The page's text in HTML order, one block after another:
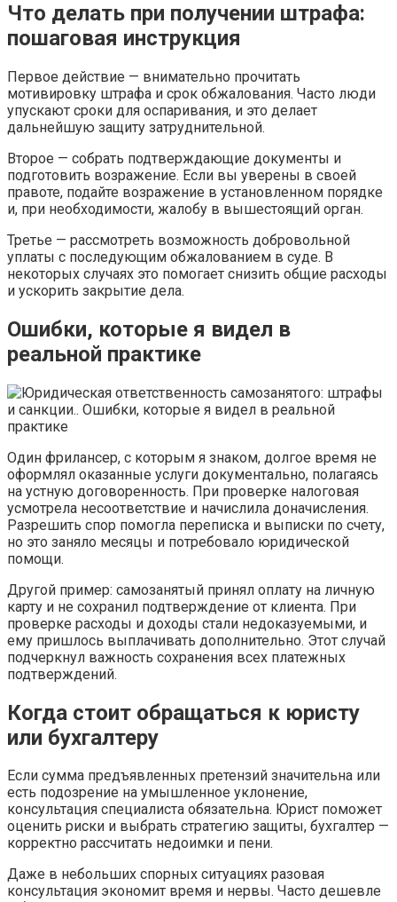
Что делать при получении штрафа:
пошаговая инструкция
Первое действие — внимательно прочитать
мотивировку штрафа и срок обжалования. Часто люди
упускают сроки для оспаривания, и это делает
дальнейшую защиту затруднительной.
Второе — собрать подтверждающие документы и
подготовить возражение. Если вы уверены в своей
правоте, подайте возражение в установленном порядке
и, при необходимости, жалобу в вышестоящий орган.
Третье — рассмотреть возможность добровольной
уплаты с последующим обжалованием в суде. В
некоторых случаях это помогает снизить общие расходы
и ускорить закрытие дела.
Ошибки, которые я видел в
реальной практике
Один фрилансер, с которым я знаком, долгое время не
оформлял оказанные услуги документально, полагаясь
на устную договоренность. При проверке налоговая
усмотрела несоответствие и начислила доначисления.
Разрешить спор помогла переписка и выписки по счету,
но это заняло месяцы и потребовало юридической
помощи.
Другой пример: самозанятый принял оплату на личную
карту и не сохранил подтверждение от клиента. При
проверке расходы и доходы стали недоказуемыми, и
ему пришлось выплачивать дополнительно. Этот случай
подчеркнул важность сохранения всех платежных
подтверждений.
Когда стоит обращаться к юристу
или бухгалтеру
Если сумма предъявленных претензий значительна или
есть подозрение на умышленное уклонение,
консультация специалиста обязательна. Юрист поможет
оценить риски и выбрать стратегию защиты, бухгалтер —
корректно рассчитать недоимки и пени.
Даже в небольших спорных ситуациях разовая
консультация экономит время и нервы. Часто дешевле